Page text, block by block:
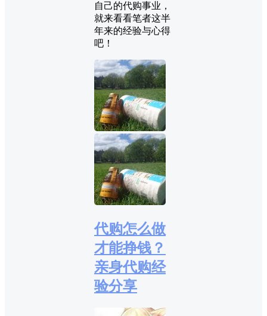
自己的代购事业，
就来看看笔者这半
年来的经验与心得
吧！
代购怎么做
才能挣钱？
亲身代购经
验分享